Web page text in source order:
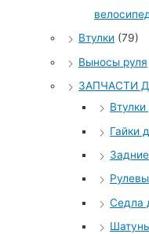
Втулки (79)
Выносы руля
ЗАПЧАСТИ
Гайки
Седла